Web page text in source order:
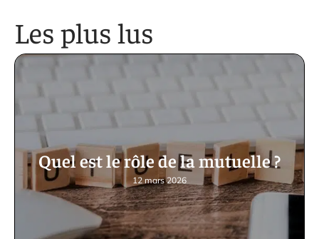
Les plus lus
Quel est le rôle de la mutuelle ?
12 mars 2026